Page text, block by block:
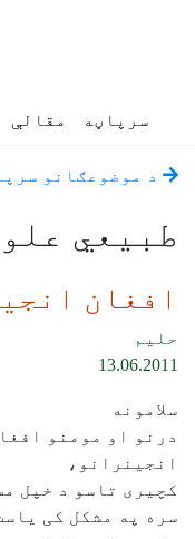
سرپاڼه مقالې
د موضوعګانو
طبیعي
افغان
حلیم
13.06.2011
سلامونه
درنو او مومنو
انجینرانو،
کچیری تاسو د خپل
سره په مشکل کی